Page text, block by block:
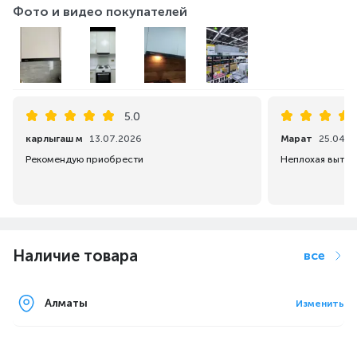
Все вытяжки телескопического типа очень
просты в эксплуатации — чтобы включить
вытяжку достаточно просто ее выдвинуть.
Фото и видео покупателей
5.0
карлыгаш м
13.07.2026
Рекомендую приобрести
Марат
Неплохая
Наличие товара все
Алматы Изменить